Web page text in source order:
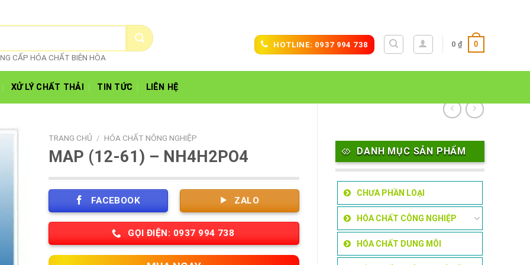
CẤP HÓA CHẤT BIÊN HÒA
HOTLINE: 0937 994 738 0 ₫ 0
XỬ LÝ CHẤT THẢI TIN TỨC LIÊN HỆ
DANH MỤC SẢN PHẨM
CHƯA PHẦN LOẠI
HÓA CHẤT CÔNG NGHIỆP
HÓA CHẤT DUNG MÔI
TRANG CHỦ / HÓA CHẤT NÔNG NGHIỆP
MAP (12-61) – NH4H2PO4
FACEBOOK ZALO
GỌI ĐIỆN: 0937 994 738